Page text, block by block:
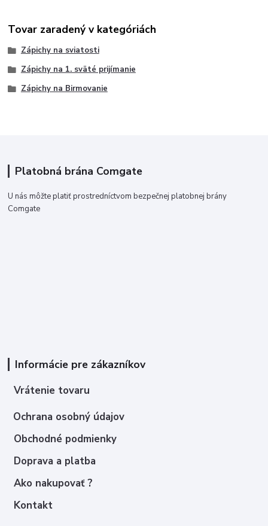
Tovar zaradený v kategóriách
Zápichy na sviatosti
Zápichy na 1. sväté prijímanie
Zápichy na Birmovanie
Platobná brána Comgate
U nás môžte platiť prostredníctvom bezpečnej platobnej brány
Comgate
Informácie pre zákazníkov
Vrátenie tovaru
Ochrana osobný údajov
Obchodné podmienky
Doprava a platba
Ako nakupovať ?
Kontakt